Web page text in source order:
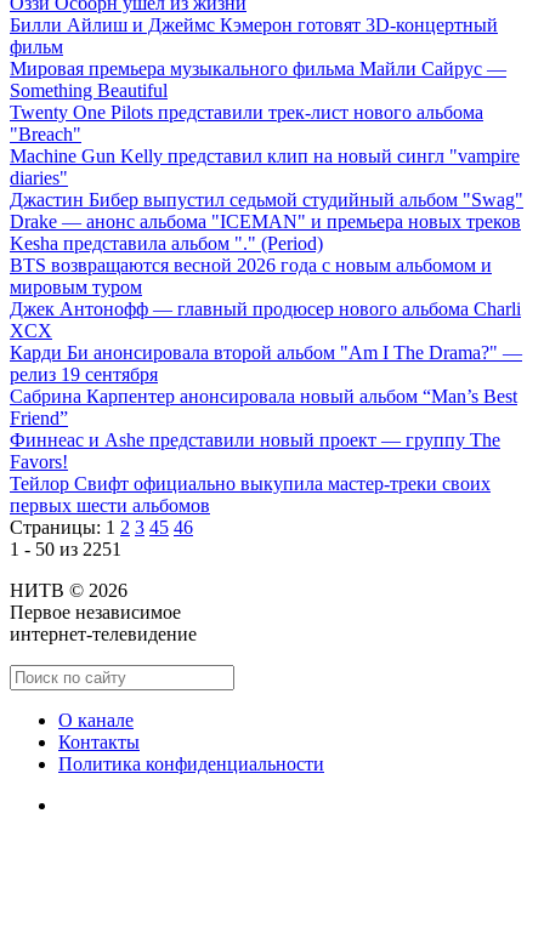
Билли Айлиш и Джеймс Кэмерон готовят 3D-концертный
фильм
Мировая премьера музыкального фильма Майли Сайрус —
Something Beautiful
Twenty One Pilots представили трек-лист нового альбома
"Breach"
Machine Gun Kelly представил клип на новый сингл "vampire
diaries"
Джастин Бибер выпустил седьмой студийный альбом "Swag"
Drake — анонс альбома "ICEMAN" и премьера новых треков
Kesha представила альбом "." (Period)
BTS возвращаются весной 2026 года с новым альбомом и
мировым туром
Джек Антонофф — главный продюсер нового альбома Charli
XCX
Карди Би анонсировала второй альбом "Am I The Drama?" —
релиз 19 сентября
Сабрина Карпентер анонсировала новый альбом “Man’s Best
Friend”
Финнеас и Ashe представили новый проект — группу The
Favors!
Тейлор Свифт официально выкупила мастер-треки своих
первых шести альбомов
Страницы: 1 2 3 45 46
1 - 50 из 2251
НИТВ © 2026
Первое независимое
интернет-телевидение
О канале
Контакты
Политика конфиденциальности